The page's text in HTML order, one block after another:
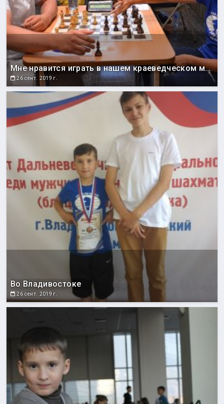
Мне нравится играть в нашем краеведческом музее
26 сент. 2019 г.
Во Владивостоке
26 сент. 2019 г.